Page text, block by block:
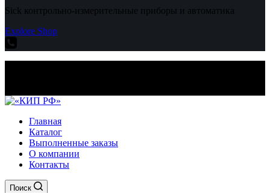
Sick контрольно-измерительные приборы и автоматика
Explore Shop
Главная
Каталог
Выполненные заказы
О компании
Контакты
Поиск